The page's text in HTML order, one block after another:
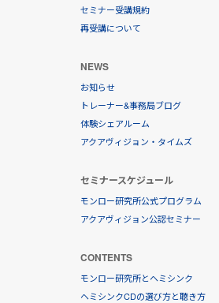
セミナー受講規約
再受講について
NEWS
お知らせ
トレーナー&事務局ブログ
体験シェアルーム
アクアヴィジョン・タイムズ
セミナースケジュール
モンロー研究所公式プログラム
アクアヴィジョン公認セミナー
CONTENTS
モンロー研究所とヘミシンク
ヘミシンクCDの選び方と聴き方